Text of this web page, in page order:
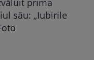
prima
său: „Iubirile